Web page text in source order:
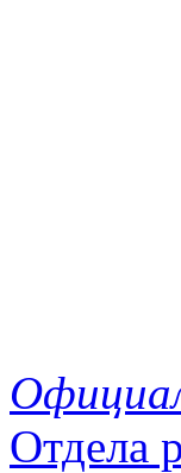
Отдела